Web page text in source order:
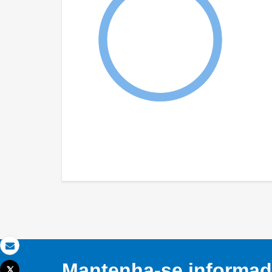
Email